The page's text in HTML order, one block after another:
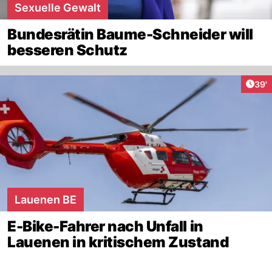
Sexuelle Gewalt
Bundesrätin Baume-Schneider will
besseren Schutz
39'
Lauenen BE
E-Bike-Fahrer nach Unfall in
Lauenen in kritischem Zustand